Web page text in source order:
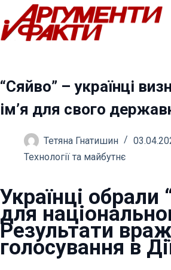
Перейти
до
вмісту
“Сяйво” – українці
ім’я для свого
Тетяна Гнатишин
Технології та майбутнє
Українці обрали
для
Результати
голосування в